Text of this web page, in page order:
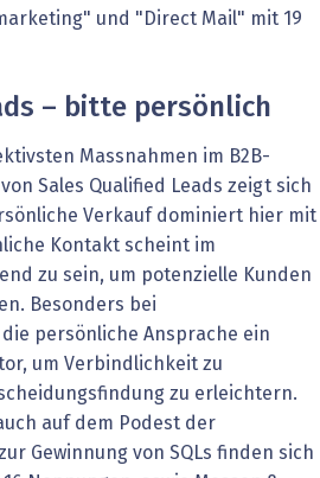
und "Direct Mail" mit 19
– bitte persönlich
Massnahmen im B2B-
Sales Qualified Leads zeigt sich
Verkauf dominiert hier mit
Kontakt scheint im
zu sein, um potenzielle Kunden
Besonders bei
persönliche Ansprache ein
um Verbindlichkeit zu
zu erleichtern.
auf dem Podest der
Gewinnung von SQLs finden sich